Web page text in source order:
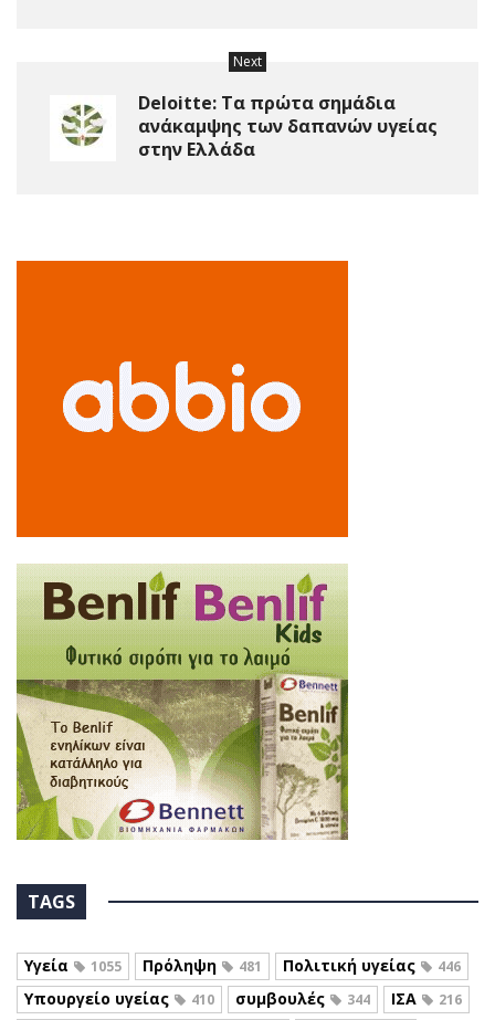
Next
Deloitte: Tα πρώτα σημάδια
ανάκαμψης των δαπανών υγείας
στην Ελλάδα
TAGS
Υγεία 1055 Πρόληψη 481 Πολιτική υγείας 446
Υπουργείο υγείας 410 συμβουλές 344 ΙΣΑ 216